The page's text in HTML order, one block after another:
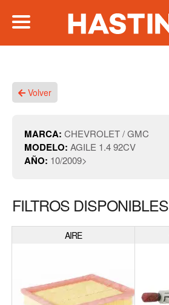
Volver
MARCA: CHEVROLET / GMC
MODELO: AGILE 1.4 92CV
AÑO: 10/2009>
FILTROS DISPONIBLES
AIRE